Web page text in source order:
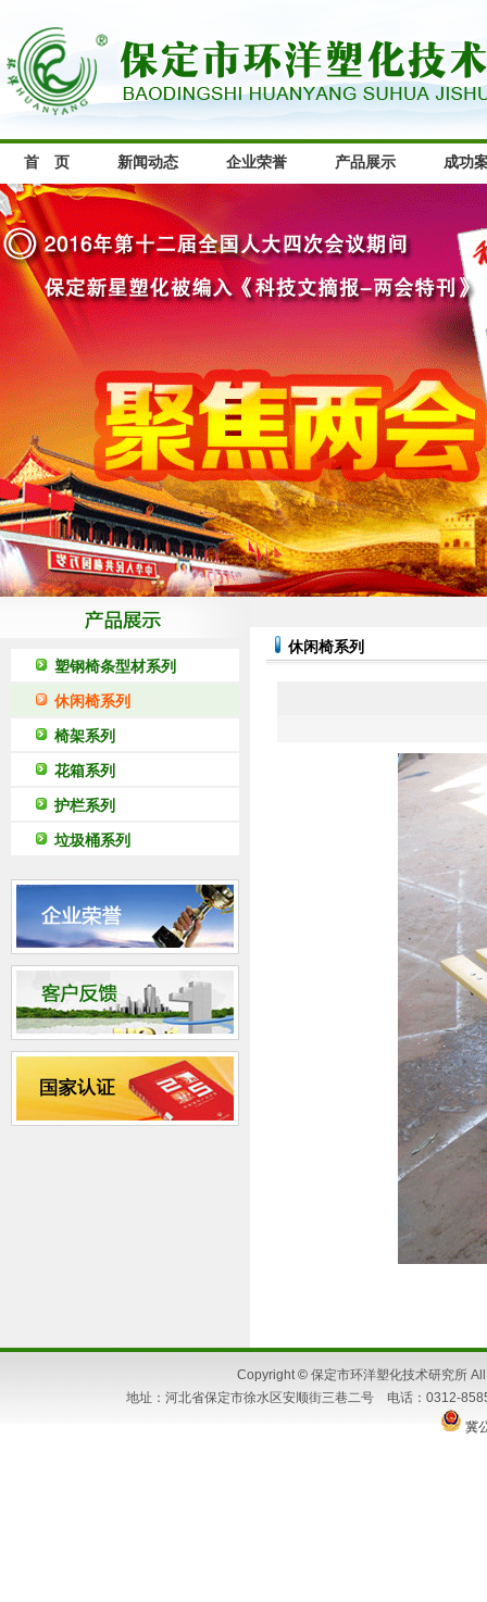
首 页 新闻动态 企业荣誉 产品展示 成功
塑钢椅条型材系列
休闲椅系列
椅架系列
花箱系列
护栏系列
垃圾桶系列
休闲椅系列
Copyright©保定市环洋塑化技术研究所
地址：河北省保定市徐水区安顺街三巷二号 电话：0312-
冀